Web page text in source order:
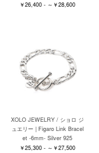
￥26,400 - ～￥28,600
XOLO JEWELRY / ショロ ジ
ュエリー | Figaro Link Bracel
et -6mm- Silver 925
￥25,300 - ～￥27,500